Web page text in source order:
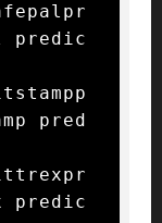
predic
pred
predic